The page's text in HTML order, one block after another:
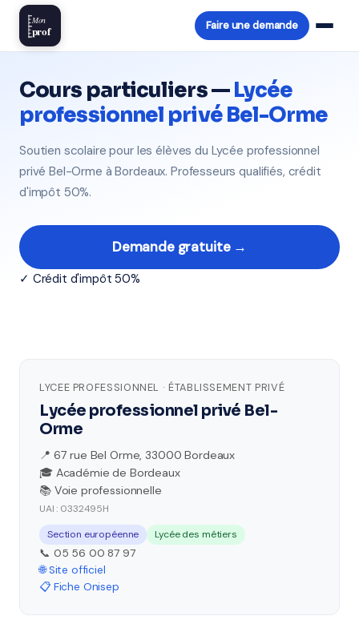
Mon
prof Faire une demande
Cours particuliers —Lycée
professionnel privé Bel-Orme
Soutien scolaire pour les élèves du Lycée professionnel
privé Bel-Orme à Bordeaux. Professeurs qualifiés, crédit
d'impôt 50%.
Demande gratuite →
✓ Crédit d'impôt 50%
LYCEE PROFESSIONNEL · ÉTABLISSEMENT PRIVÉ
Lycée professionnel privé Bel-
Orme
📍 67 rue Bel Orme, 33000 Bordeaux
🎓 Académie de Bordeaux
📚 Voie professionnelle
UAI : 0332495H
Section européenne
Lycée des métiers
📞 05 56 00 87 97
🌐 Site officiel
📋 Fiche Onisep